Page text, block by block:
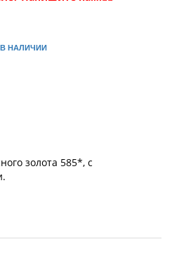
НАЛИЧИИ
золота 585*, с